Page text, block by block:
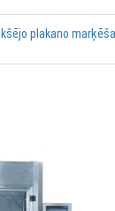
plakano